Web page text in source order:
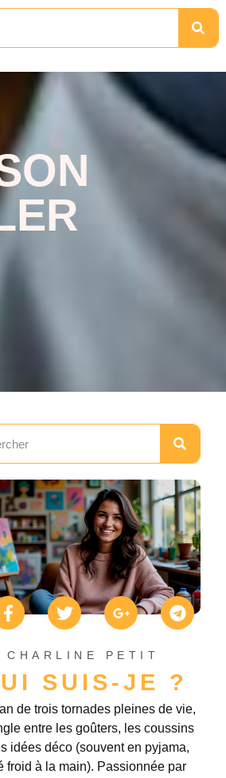
CHARLINE PETIT
SUIS-JE ?
de trois tornades pleines de vie,
entre les goûters, les coussins
idées déco (souvent en pyjama,
froid à la main). Passionnée par